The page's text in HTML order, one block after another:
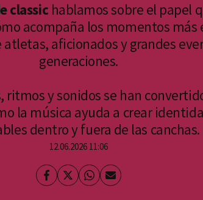
classichablamos sobre el papel
acompaña los momentos más
aficionados y grandes
generaciones.
ritmos y sonidos se han
la música ayuda a crear
dentro y fuera de las canchas.
12.06.2026 11:06
Facebook
TwitterWhatsapp
Enviar